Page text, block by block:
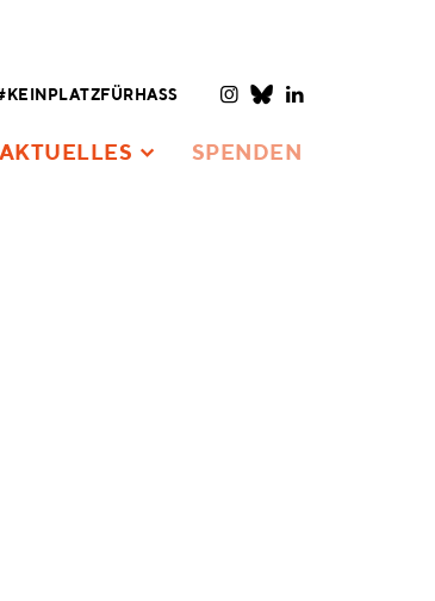
AKTUELLES SPENDEN